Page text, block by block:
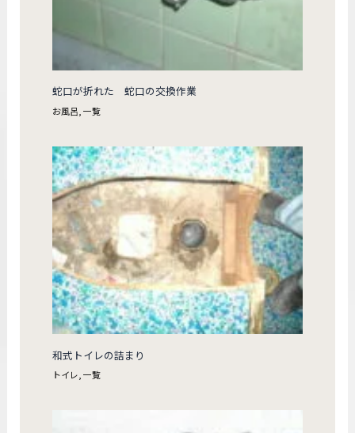
蛇口が折れた 蛇口の交換作業
お風呂 ,一覧
和式トイレの詰まり
トイレ ,一覧